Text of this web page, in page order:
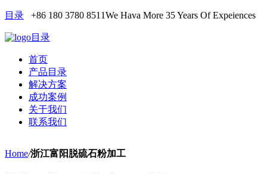
目录 +86 180 3780 8511We Hava More 35 Years Of Expeiences
目录
首页
产品目录
解决方案
成功案例
关于我们
联系我们
Home/浙江富阳脱硫石粉加工